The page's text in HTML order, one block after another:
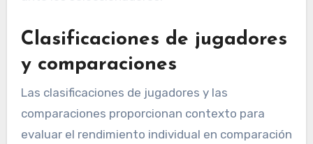
Clasificaciones de jugadores
y comparaciones
Las clasificaciones de jugadores y las
comparaciones proporcionan contexto para
evaluar el rendimiento individual en comparación